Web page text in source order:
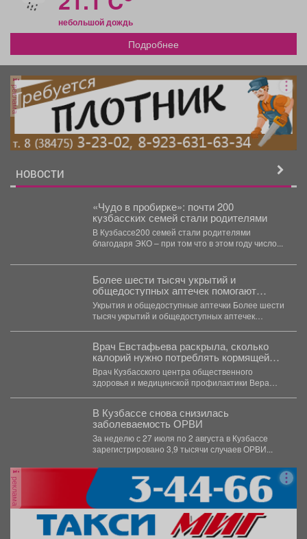
небольшой дождь
Подробнее
реклама
НОВОСТИ
«Чудо в пробирке»: почти 200
кузбасских семей стали родителями
В Кузбассе200 семей стали родителями
благодаря ЭКО – при том что в этом году число...
Более шести тысяч укрытий и
общедоступных аптечек помогают
обеспечить безопасность жителей
Кузбасса.
Укрытия и общедоступные аптечки Более шести
тысяч укрытий и общедоступных аптечек
Врач Евстафьева раскрыла, сколько
калорий нужно потреблять кормящей
маме
Врач Кузбасского центра общественного
здоровья и медицинской профилактики Вера
В Кузбассе снова снизилась
заболеваемость ОРВИ
За неделю с 27 июля по 2 августа в Кузбассе
зарегистрировано 3,9 тысячи случаев ОРВИ...
реклама